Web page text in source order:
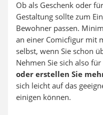
Ob als Geschenk oder
Gestaltung sollte zum
Bewohner passen.
an einer Comicfigur mit
selbst, wenn Sie schon
Nehmen Sie sich also
oder erstellen Sie
sich leicht auf das
einigen können.